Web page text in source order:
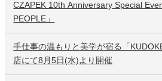
CZAPEK 10th Anniversary Special
PEOPLE」
手仕事の温もりと美学が宿る「
店にて8月5日(水)より開催